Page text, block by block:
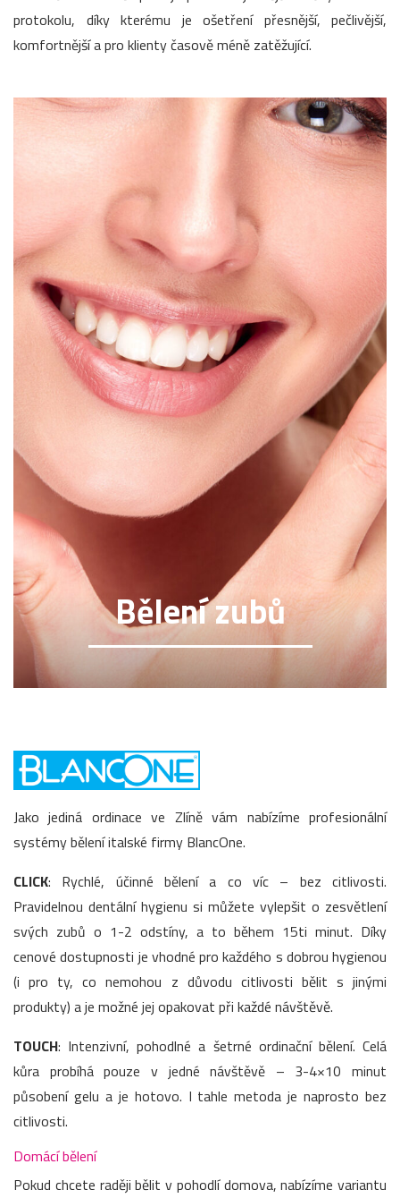
protokolu, díky kterému je ošetření přesnější, pečlivější,
komfortnější a pro klienty časově méně zatěžující.
Jako jediná ordinace ve Zlíně vám nabízíme profesionální
systémy bělení italské firmy BlancOne.
CLICK: Rychlé, účinné bělení a co víc – bez citlivosti.
Pravidelnou dentální hygienu si můžete vylepšit o zesvětlení
svých zubů o 1-2 odstíny, a to během 15ti minut. Díky
cenové dostupnosti je vhodné pro každého s dobrou hygienou
(i pro ty, co nemohou z důvodu citlivosti bělit s jinými
produkty) a je možné jej opakovat při každé návštěvě.
TOUCH: Intenzivní, pohodlné a šetrné ordinační bělení. Celá
kůra probíhá pouze v jedné návštěvě – 3-4×10 minut
působení gelu a je hotovo. I tahle metoda je naprosto bez
citlivosti.
Domácí bělení
Pokud chcete raději bělit v pohodlí domova, nabízíme variantu
Bělení zubů